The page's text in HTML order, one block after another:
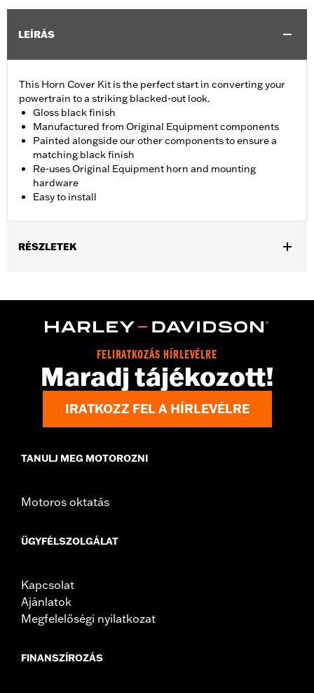
LEÍRÁS
This Horn Cover Kit is the perfect start in converting your
powertrain to a striking blacked-out look.
Gloss black finish
Manufactured from Original Equipment components
Painted alongside our other components to ensure a
matching black finish
Re-uses Original Equipment horn and mounting
hardware
Easy to install
RÉSZLETEK
Sold In Units:Each
1 year limited warranty – Go towww.h-
d.com/warrantyfor full details
FELIRATKOZÁS HÍRLEVÉLRE
Maradj tájékozott!
IRATKOZZ FEL A HÍRLEVÉLRE
TANULJ MEG MOTOROZNI
Motoros oktatás
ÜGYFÉLSZOLGÁLAT
Kapcsolat
Ajánlatok
Megfelelőségi nyilatkozat
FINANSZÍROZÁS